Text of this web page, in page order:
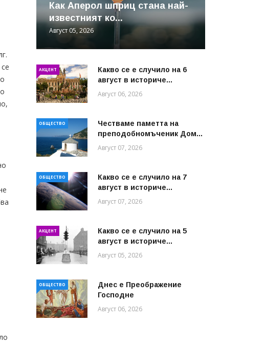
Как Аперол шприц стана най-
известният ко...
Август 05, 2026
АКЦЕНТ
Какво се е случило на 6
август в историче...
Август 06, 2026
ОБЩЕСТВО
Честваме паметта на
преподобномъченик Дом...
Август 07, 2026
ОБЩЕСТВО
Какво се е случило на 7
август в историче...
Август 07, 2026
АКЦЕНТ
Какво се е случило на 5
август в историче...
Август 05, 2026
ОБЩЕСТВО
Днес е Преображение
Господне
Август 06, 2026